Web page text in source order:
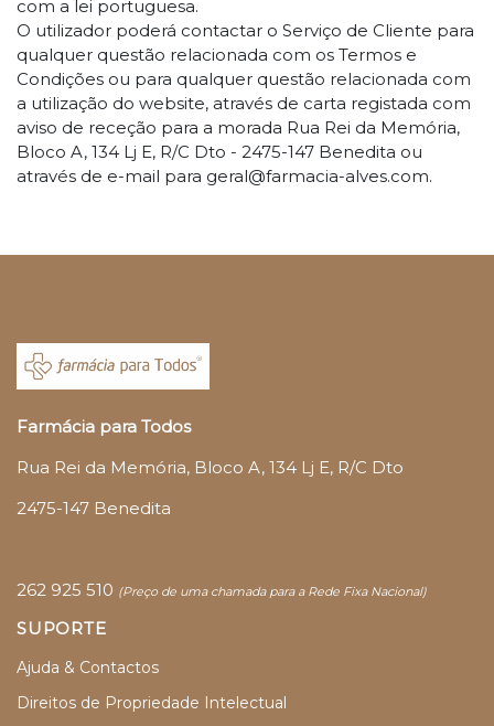
com a lei portuguesa.
O utilizador poderá contactar o Serviço de Cliente para
qualquer questão relacionada com os Termos e
Condições ou para qualquer questão relacionada com
a utilização do website, através de carta registada com
aviso de receção para a morada Rua Rei da Memória,
Bloco A, 134 Lj E, R/C Dto - 2475-147 Benedita ou
através de e-mail para geral@farmacia-alves.com.
Farmácia para Todos
Rua Rei da Memória, Bloco A, 134 Lj E, R/C Dto
2475-147 Benedita
262 925 510 (Preço de uma chamada para a Rede Fixa Nacional)
SUPORTE
Ajuda & Contactos
Direitos de Propriedade Intelectual